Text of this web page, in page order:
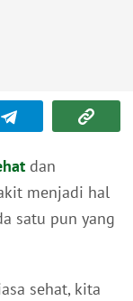
dan
menjadi hal
satu pun yang
sehat, kita